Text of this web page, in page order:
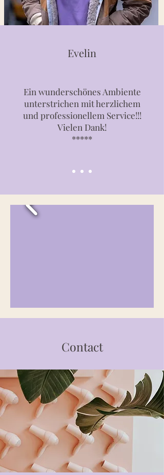
Evelin
Ein wunderschönes Ambiente
unterstrichen mit herzlichem
und professionellem Service!!!
Vielen Dank!
*****
Contact